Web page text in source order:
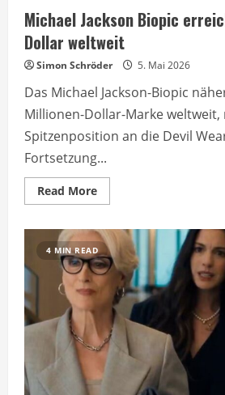
Michael Jackson Biopic
Dollar weltweit
Simon Schröder 5. Mai 2026
Das Michael Jackson-Biopic
Millionen-Dollar-Marke
Spitzenposition an die Devil
Fortsetzung...
Read MoreRead
more
Jackson
Biopic
erreicht
500
Millionen
Dollar
weltweit
4 MIN READ